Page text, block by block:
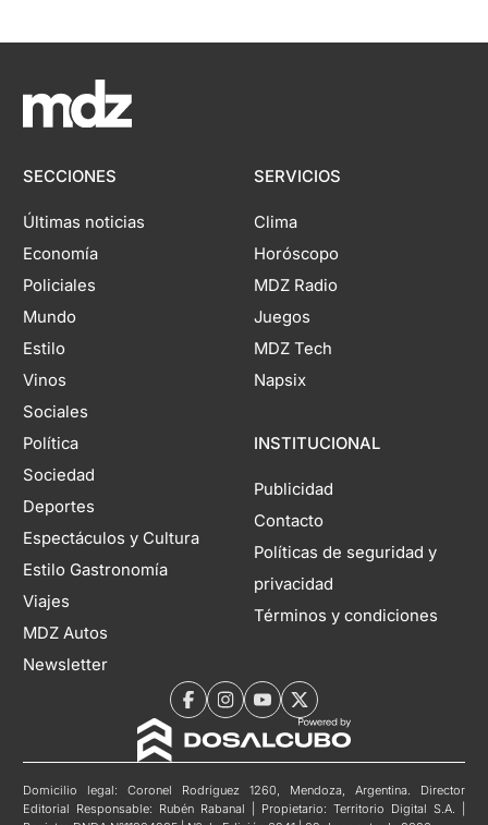
SECCIONES
Últimas noticias
Economía
Policiales
Mundo
Estilo
Vinos
Sociales
Política
Sociedad
Deportes
Espectáculos y Cultura
Estilo Gastronomía
Viajes
MDZ Autos
Newsletter
SERVICIOS
Clima
Horóscopo
MDZ Radio
Juegos
MDZ Tech
Napsix
INSTITUCIONAL
Publicidad
Contacto
Políticas de seguridad y
privacidad
Términos y condiciones
Domicilio legal: Coronel Rodríguez 1260, Mendoza, Argentina. Director
Editorial Responsable: Rubén Rabanal | Propietario: Territorio Digital S.A. |